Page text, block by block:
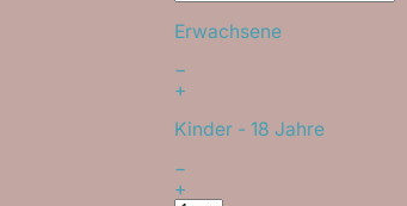
Erwachsene
−
+
Kinder - 18 Jahre
−
+